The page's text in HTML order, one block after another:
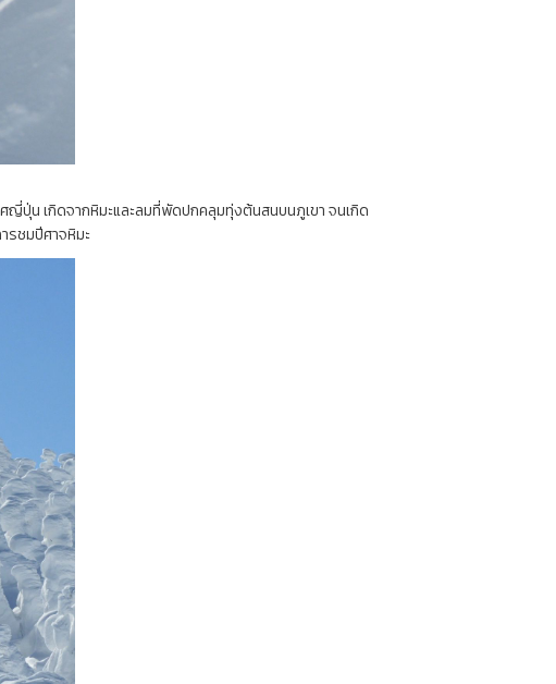
ปุ่น เกิดจากหิมะและลมที่พัดปกคลุมทุ่งต้นสนบนภูเขา จนเกิด
รชมปีศาจหิมะ